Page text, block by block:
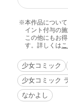
本作品につい
イント付与の
この他にもお
す。詳しくは
少女コミック
少女コミック
なかよし